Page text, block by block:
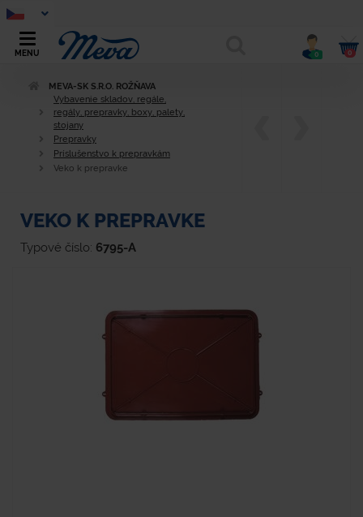
MENU 0 0
MEVA-SK S.R.O. ROŽŇAVA
Vybavenie skladov, regále,
regály, prepravky, boxy, palety,
stojany
Prepravky
Príslušenstvo k prepravkám
Veko k prepravke
VEKO K PREPRAVKE
Typové číslo: 6795-A